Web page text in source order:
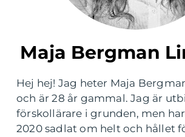
Maja Bergman
Hej hej! Jag heter Maja
och är 28 år gammal. Jag är
förskollärare i grunden, men
2020 sadlat om helt och hållet